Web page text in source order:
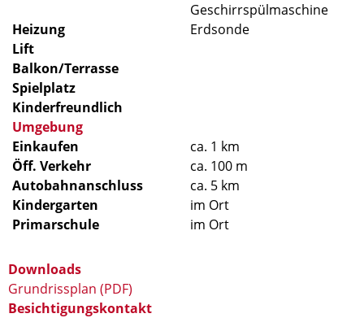
Geschirrspülmaschine
Heizung
Erdsonde
Lift
Balkon/Terrasse
Spielplatz
Kinderfreundlich
Umgebung
Einkaufen
ca. 1 km
Öff. Verkehr
ca. 100 m
Autobahnanschluss
ca. 5 km
Kindergarten
im Ort
Primarschule
im Ort
Downloads
Grundrissplan (PDF)
Besichtigungskontakt